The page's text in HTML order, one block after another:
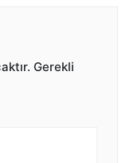
Gerekli